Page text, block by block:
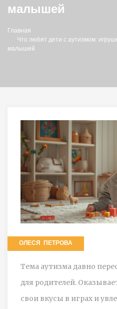
малышей
Главная
Что любят дети с аутизмом:
малышей
ОЛЕСЯ ПЕТРОВА
Тема аутизма давно
для родителей.
свои вкусы в играх и